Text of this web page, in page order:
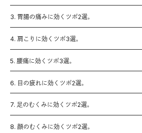
3. 胃腸の痛みに効くツボ2選。
4. 肩こりに効くツボ3選。
5. 腰痛に効くツボ3選。
6. 目の疲れに効くツボ2選。
7. 足のむくみに効くツボ2選。
8. 顔のむくみに効くツボ2選。